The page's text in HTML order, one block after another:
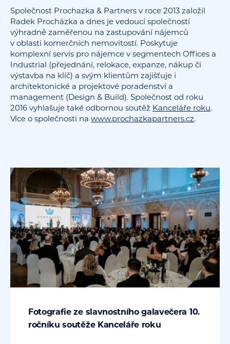
Společnost Prochazka & Partners v roce 2013 založil
Radek Procházka a dnes je vedoucí společností
výhradně zaměřenou na zastupování nájemců
v oblasti komerčních nemovitostí. Poskytuje
komplexní servis pro nájemce v segmentech Offices a
Industrial (přejednání, relokace, expanze, nákup či
výstavba na klíč) a svým klientům zajišťuje i
architektonické a projektové poradenství a
management (Design & Build). Společnost od roku
2016 vyhlašuje také odbornou soutěž Kanceláře roku.
Více o společnosti na www.prochazkapartners.cz.
Fotografie ze slavnostního galavečera 10.
ročníku soutěže Kanceláře roku